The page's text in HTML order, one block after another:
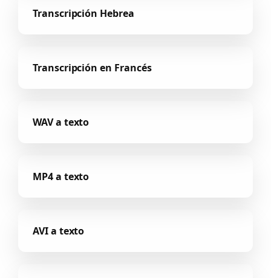
Transcripción Hebrea
Transcripción en Francés
WAV a texto
MP4 a texto
AVI a texto